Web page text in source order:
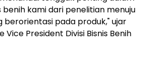
kami dari penelitian menuju
berorientasi pada produk," ujar
Vice President Divisi Bisnis Benih